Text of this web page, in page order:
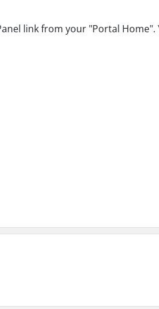
link from your "Portal Home".